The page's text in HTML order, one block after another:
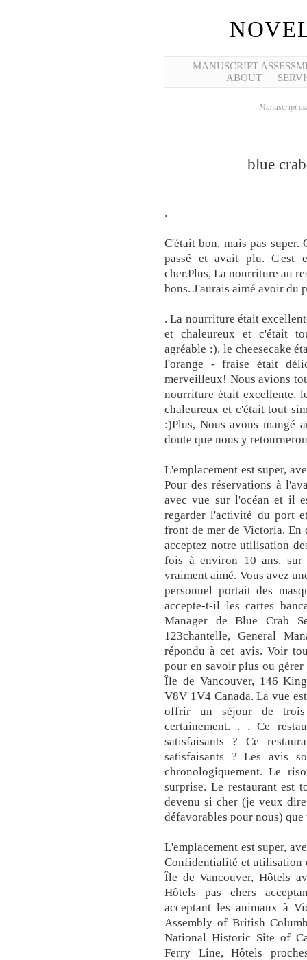
MANUSCRIPT
ABOUT
Manuscript
blue
.
C'était bon, mais pas
passé et avait plu. C'est
cher.Plus, La nourriture au
bons. J'aurais aimé avoir du
. La nourriture était
et chaleureux et c'était
agréable :). le cheesecake
l'orange - fraise était
merveilleux! Nous avions
nourriture était excellente,
chaleureux et c'était tout
:)Plus, Nous avons mangé
doute que nous y
L'emplacement est super,
Pour des réservations à
avec vue sur l'océan et il
regarder l'activité du port
front de mer de Victoria. En
acceptez notre utilisation
fois à environ 10 ans,
vraiment aimé. Vous avez
personnel portait des
accepte-t-il les cartes
Manager de Blue Crab
123chantelle, General
répondu à cet avis. Voir
pour en savoir plus ou gérer
Île de Vancouver, 146
V8V 1V4 Canada. La vue
offrir un séjour de trois
certainement. . . Ce
satisfaisants ? Ce
satisfaisants ? Les avis
chronologiquement. Le
surprise. Le restaurant est
devenu si cher (je veux
défavorables pour nous)
L'emplacement est super,
Confidentialité et utilisation
Île de Vancouver, Hôtels
Hôtels pas chers
acceptant les animaux à
Assembly of British
National Historic Site of
Ferry Line, Hôtels